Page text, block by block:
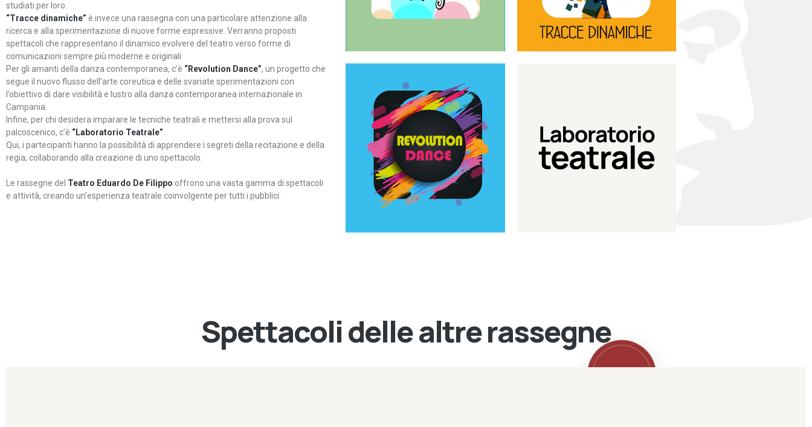
studiati per loro.
“Tracce dinamiche” è invece una rassegna con una particolare attenzione alla
ricerca e alla sperimentazione di nuove forme espressive. Verranno proposti
spettacoli che rappresentano il dinamico evolvere del teatro verso forme di
comunicazioni sempre più moderne e originali
Per gli amanti della danza contemporanea, c’è “Revolution Dance”, un progetto che
segue il nuovo flusso dell’arte coreutica e delle svariate sperimentazioni con
l’obiettivo di dare visibilità e lustro alla danza contemporanea internazionale in
Campania.
Infine, per chi desidera imparare le tecniche teatrali e mettersi alla prova sul
palcoscenico, c’è “Laboratorio Teatrale”
Qui, i partecipanti hanno la possibilità di apprendere i segreti della recitazione e della
regia, collaborando alla creazione di uno spettacolo.
Le rassegne del Teatro Eduardo De Filippo offrono una vasta gamma di spettacoli
e attività, creando un’esperienza teatrale coinvolgente per tutti i pubblici.
Teatro in famiglia Tracce dinamiche
Revolution Dance
Rassegna di danza
contemporanea – I Edizione
Continua
Laboratorio di teatro del
Teatro Eduardo de Filippo
Spettacoli delle altre rassegne